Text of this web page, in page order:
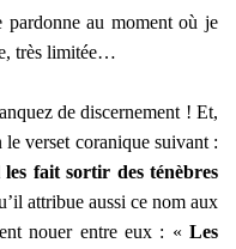
au moment où je
très limitée…
de discernement ! Et,
verset coranique suivant :
fait sortir des ténèbres
attribue aussi ce nom aux
nouer entre eux : « Les